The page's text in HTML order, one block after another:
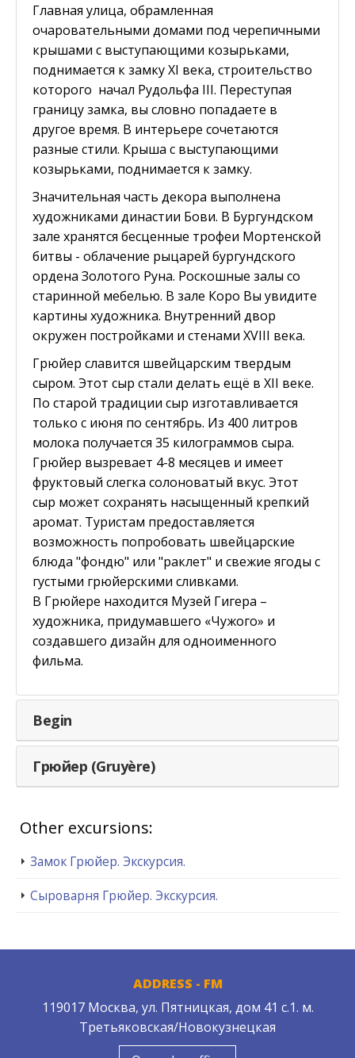
Главная улица, обрамленная
очаровательными домами под черепичными
крышами с выступающими козырьками,
поднимается к замку XI века, строительство
которого начал Рудольфа III. Переступая
границу замка, вы словно попадаете в
другое время. В интерьере сочетаются
разные стили. Крыша с выступающими
козырьками, поднимается к замку.
Значительная часть декора выполнена
художниками династии Бови. В Бургундском
зале хранятся бесценные трофеи Мортенской
битвы - облачение рыцарей бургундского
ордена Золотого Руна. Роскошные залы со
старинной мебелью. В зале Коро Вы увидите
картины художника. Внутренний двор
окружен постройками и стенами XVIII века.
Грюйер славится швейцарским твердым
сыром. Этот сыр стали делать ещё в XII веке.
По старой традиции сыр изготавливается
только с июня по сентябрь. Из 400 литров
молока получается 35 килограммов сыра.
Грюйер вызревает 4-8 месяцев и имеет
фруктовый слегка солоноватый вкус. Этот
сыр может сохранять насыщенный крепкий
аромат. Туристам предоставляется
возможность попробовать швейцарские
блюда "фондю" или "раклет" и свежие ягоды с
густыми грюйерскими сливками.
В Грюйере находится Музей Гигера –
художника, придумавшего «Чужого» и
создавшего дизайн для одноименного
фильма.
Begin
Грюйер (Gruyère)
Other excursions:
Замок Грюйер. Экскурсия.
Сыроварня Грюйер. Экскурсия.
ADDRESS - FM
119017 Москва, ул. Пятницкая, дом 41 с.1. м.
Третьяковская/Новокузнецкая